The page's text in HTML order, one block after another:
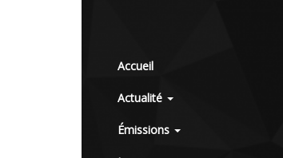
Accueil
Actualité
Émissions